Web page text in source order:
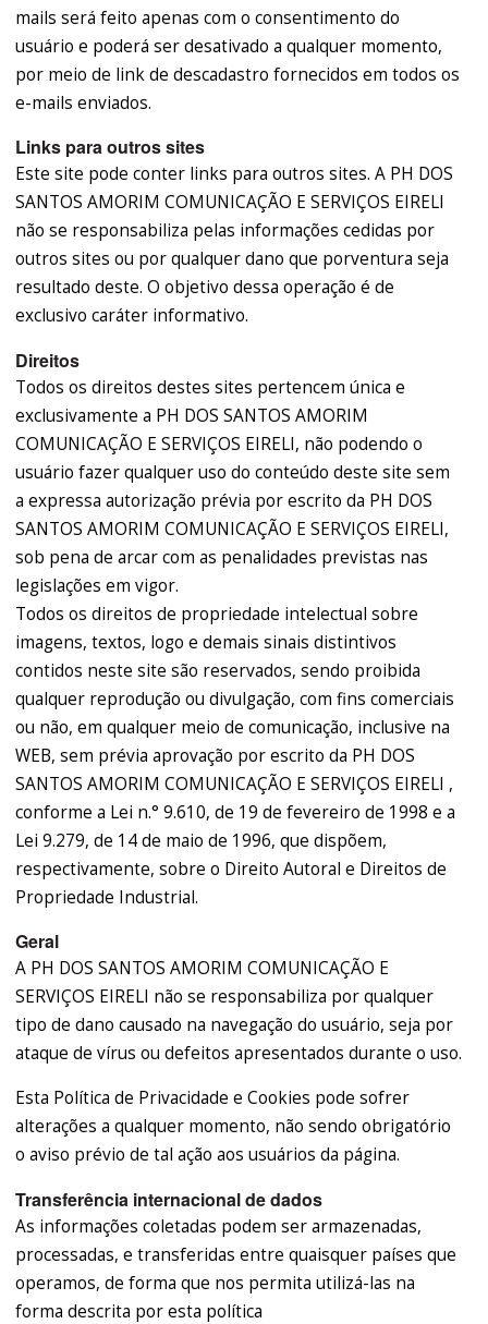
mails será feito apenas com o consentimento do
usuário e poderá ser desativado a qualquer momento,
por meio de link de descadastro fornecidos em todos os
e-mails enviados.
Links para outros sites
Este site pode conter links para outros sites. A PH DOS
SANTOS AMORIM COMUNICAÇÃO E SERVIÇOS EIRELI
não se responsabiliza pelas informações cedidas por
outros sites ou por qualquer dano que porventura seja
resultado deste. O objetivo dessa operação é de
exclusivo caráter informativo.
Direitos
Todos os direitos destes sites pertencem única e
exclusivamente a PH DOS SANTOS AMORIM
COMUNICAÇÃO E SERVIÇOS EIRELI, não podendo o
usuário fazer qualquer uso do conteúdo deste site sem
a expressa autorização prévia por escrito da PH DOS
SANTOS AMORIM COMUNICAÇÃO E SERVIÇOS EIRELI,
sob pena de arcar com as penalidades previstas nas
legislações em vigor.
Todos os direitos de propriedade intelectual sobre
imagens, textos, logo e demais sinais distintivos
contidos neste site são reservados, sendo proibida
qualquer reprodução ou divulgação, com fins comerciais
ou não, em qualquer meio de comunicação, inclusive na
WEB, sem prévia aprovação por escrito da PH DOS
SANTOS AMORIM COMUNICAÇÃO E SERVIÇOS EIRELI ,
conforme a Lei n.° 9.610, de 19 de fevereiro de 1998 e a
Lei 9.279, de 14 de maio de 1996, que dispõem,
respectivamente, sobre o Direito Autoral e Direitos de
Propriedade Industrial.
Geral
A PH DOS SANTOS AMORIM COMUNICAÇÃO E
SERVIÇOS EIRELI não se responsabiliza por qualquer
tipo de dano causado na navegação do usuário, seja por
ataque de vírus ou defeitos apresentados durante o uso.
Esta Política de Privacidade e Cookies pode sofrer
alterações a qualquer momento, não sendo obrigatório
o aviso prévio de tal ação aos usuários da página.
Transferência internacional de dados
As informações coletadas podem ser armazenadas,
processadas, e transferidas entre quaisquer países que
operamos, de forma que nos permita utilizá-las na
forma descrita por esta política